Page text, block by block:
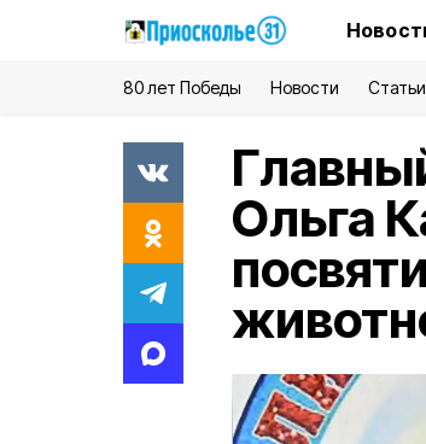
80 лет Победы Новости Статьи
Ольга